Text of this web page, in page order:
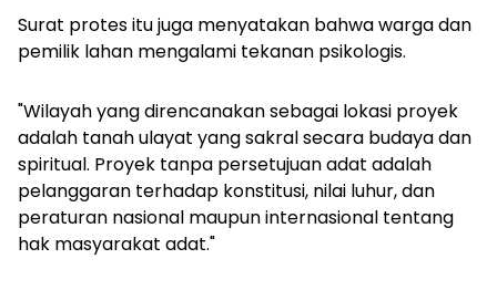
Surat protes itu juga menyatakan bahwa warga dan
pemilik lahan mengalami tekanan psikologis.
"Wilayah yang direncanakan sebagai lokasi proyek
adalah tanah ulayat yang sakral secara budaya dan
spiritual. Proyek tanpa persetujuan adat adalah
pelanggaran terhadap konstitusi, nilai luhur, dan
peraturan nasional maupun internasional tentang
hak masyarakat adat."